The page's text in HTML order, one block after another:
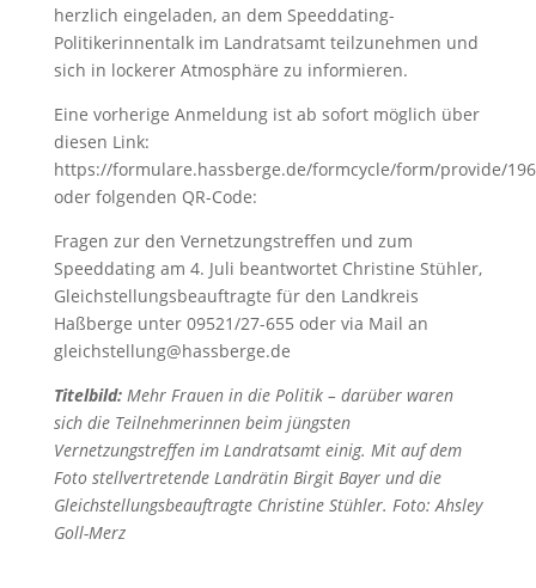
herzlich eingeladen, an dem Speeddating-
Politikerinnentalk im Landratsamt teilzunehmen und
sich in lockerer Atmosphäre zu informieren.
Eine vorherige Anmeldung ist ab sofort möglich über
diesen Link:
https://formulare.hassberge.de/formcycle/form/provide/
oder folgenden QR-Code:
Fragen zur den Vernetzungstreffen und zum
Speeddating am 4. Juli beantwortet Christine Stühler,
Gleichstellungsbeauftragte für den Landkreis
Haßberge unter 09521/27-655 oder via Mail an
gleichstellung@hassberge.de
Titelbild: Mehr Frauen in die Politik – darüber waren
sich die Teilnehmerinnen beim jüngsten
Vernetzungstreffen im Landratsamt einig. Mit auf dem
Foto stellvertretende Landrätin Birgit Bayer und die
Gleichstellungsbeauftragte Christine Stühler. Foto: Ahsley
Goll-Merz